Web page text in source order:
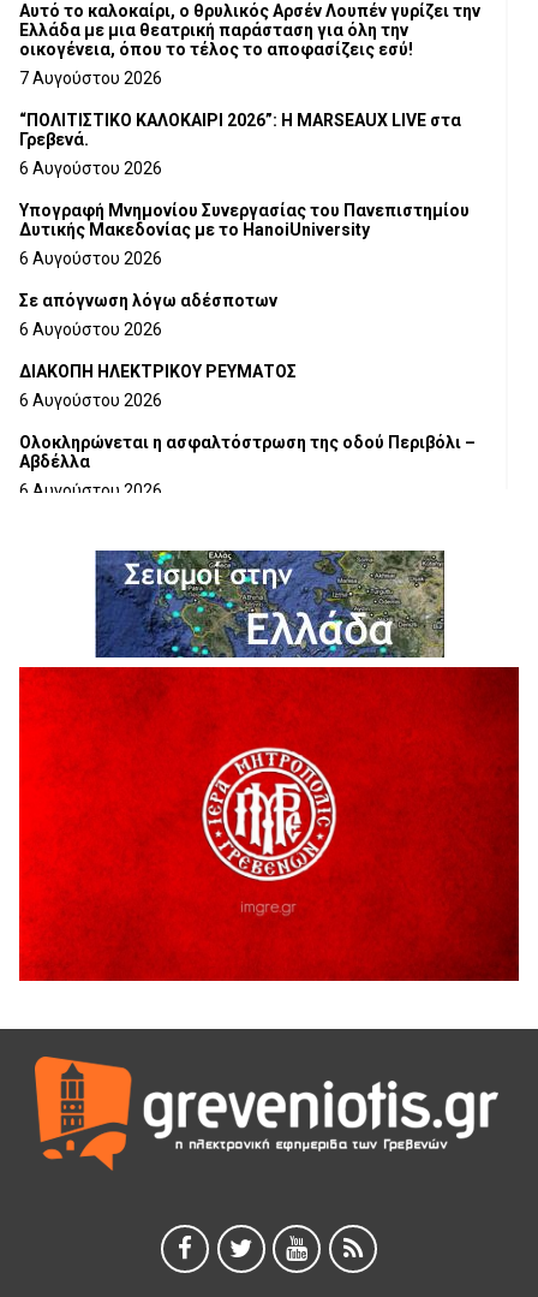
Αυτό το καλοκαίρι, ο θρυλικός Αρσέν Λουπέν γυρίζει την
Ελλάδα με μια θεατρική παράσταση για όλη την
οικογένεια, όπου το τέλος το αποφασίζεις εσύ!
7 Αυγούστου 2026
“ΠΟΛΙΤΙΣΤΙΚΟ ΚΑΛΟΚΑΙΡΙ 2026”: Η MARSEAUX LIVE στα
Γρεβενά.
6 Αυγούστου 2026
Υπογραφή Μνημονίου Συνεργασίας του Πανεπιστημίου
Δυτικής Μακεδονίας με το HanoiUniversity
6 Αυγούστου 2026
Σε απόγνωση λόγω αδέσποτων
6 Αυγούστου 2026
ΔΙΑΚΟΠΗ ΗΛΕΚΤΡΙΚΟΥ ΡΕΥΜΑΤΟΣ
6 Αυγούστου 2026
Ολοκληρώνεται η ασφαλτόστρωση της οδού Περιβόλι –
Αβδέλλα
6 Αυγούστου 2026
5 Αυγούστου 2026
Ο ΑΝΔΡΕΑΣ ΑΣΛΑΝΙΔΗΣ ΣΥΝΕΧΙΖΕΙ ΣΤΟΝ ΠΡΩΤΕΑ
ΓΡΕΒΕΝΩΝ
5 Αυγούστου 2026
Ευχαριστήριο Εκπολιτιστικού Συλλόγου Ταξιάρχη προς κ.
Παρασχάκη Αθανάσιο
Διακοπή υδροδότησης του Α΄ κλάδου ύδρευσης
5 Αυγούστου 2026
Η Marseaux στα Γρεβενά για μια μοναδική συναυλία
Θερινό Σινεμά στο πλαίσιο του «Πολιτιστικού
Καλοκαιριού 2026» με την βραβευμένη ταινία «Μικρές
Ανάσες».
Γρεβενά: Συνελήφθη 18χρονος αλλοδαπός, για κλοπή
εξοπλισμού γυμναστηρίου
5 Αυγούστου 2026
ΑΗ ΛΑΟΣ | 5 Αυγούστου | Υπαίθριο Θέατρο “Καστράκι”,
Γρεβενά
5 Αυγούστου 2026
5 Αυγούστου 2026